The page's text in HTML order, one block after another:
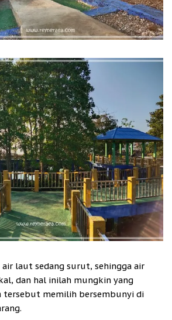
laut sedang surut, sehingga air
dan hal inilah mungkin yang
tersebut memilih bersembunyi di